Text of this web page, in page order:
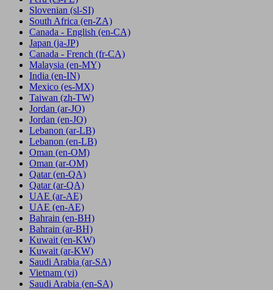
Slovenian (sl-SI)
South Africa (en-ZA)
Canada - English (en-CA)
Japan (ja-JP)
Canada - French (fr-CA)
Malaysia (en-MY)
India (en-IN)
Mexico (es-MX)
Taiwan (zh-TW)
Jordan (ar-JO)
Jordan (en-JO)
Lebanon (ar-LB)
Lebanon (en-LB)
Oman (en-OM)
Oman (ar-OM)
Qatar (en-QA)
Qatar (ar-QA)
UAE (ar-AE)
UAE (en-AE)
Bahrain (en-BH)
Bahrain (ar-BH)
Kuwait (en-KW)
Kuwait (ar-KW)
Saudi Arabia (ar-SA)
Vietnam (vi)
Saudi Arabia (en-SA)